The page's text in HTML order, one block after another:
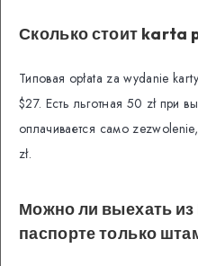
Сколько стоит karta
Типовая opłata za wydanie
$27. Есть льготная 50 zł при
оплачивается само
zł.
Можно ли выехать
паспорте только